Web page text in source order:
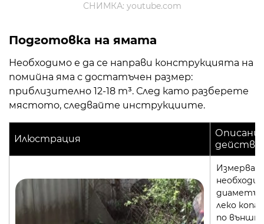
СНИМКА: youtube.com
Подготовка на ямата
Необходимо е да се направи конструкцията на
помийна яма с достатъчен размер:
приблизително 12-18 m³. След като разберете
мястото, следвайте инструкциите.
Илюстрация
леко
по